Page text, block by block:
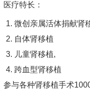
医疗特长：
微创亲属活体捐献肾
自体肾移植
儿童肾移植,
跨血型肾移植
参与各种肾移植手术